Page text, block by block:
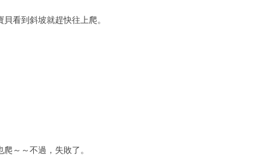
貝看到斜坡就趕快往上爬。
爬～～不過，失敗了。